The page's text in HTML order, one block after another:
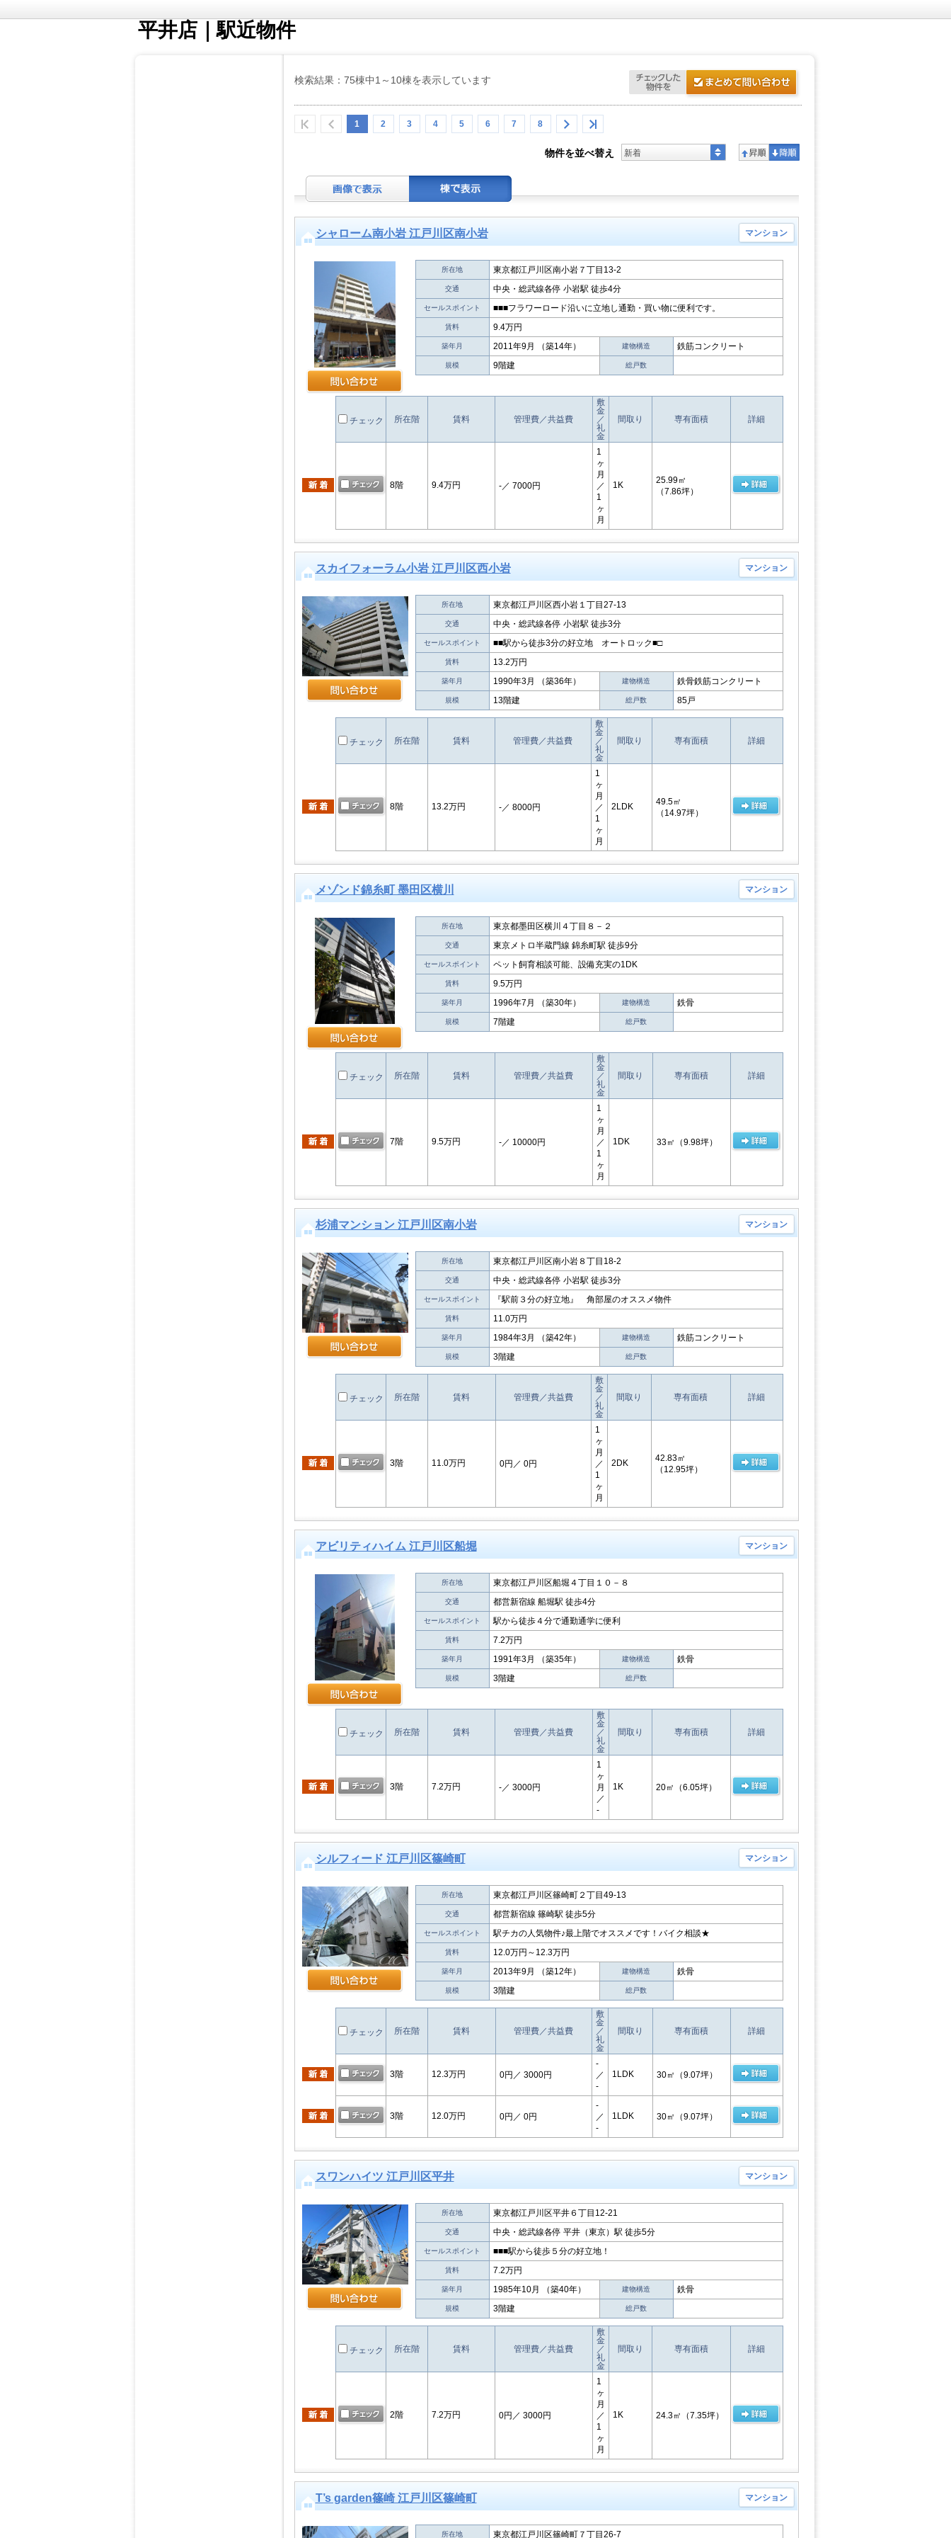
平井店｜駅近物件
検索結果：75棟中1～10棟を表示しています
1 2 3 4 5 6 7 8
物件を並べ替え 新着
シャローム南小岩 江戸川区南小岩 マンション
所在地 東京都江戸川区南小岩７丁目13-2
交通 中央・総武線各停 小岩駅 徒歩4分
セールスポイント ■■■フラワーロード沿いに立地し通勤・買い物に便利です。
賃料 9.4万円
築年月 2011年9月 （築14年） 建物構造 鉄筋コンクリート
規模 9階建 総戸数
チェック 所在階 賃料 管理費／共益費
敷
金
／
礼
金
間取り 専有面積 詳細
8階 9.4万円 -／ 7000円
1
ヶ
月
／
1
ヶ
月
1K
25.99㎡
（7.86坪）
スカイフォーラム小岩 江戸川区西小岩 マンション
所在地 東京都江戸川区西小岩１丁目27-13
交通 中央・総武線各停 小岩駅 徒歩3分
セールスポイント ■■駅から徒歩3分の好立地 オートロック■□
賃料 13.2万円
築年月 1990年3月 （築36年） 建物構造 鉄骨鉄筋コンクリート
規模 13階建 総戸数 85戸
チェック 所在階 賃料 管理費／共益費
敷
金
／
礼
金
間取り 専有面積 詳細
8階 13.2万円 -／ 8000円
1
ヶ
月
／
1
ヶ
月
2LDK
49.5㎡
（14.97坪）
メゾンド錦糸町 墨田区横川 マンション
所在地 東京都墨田区横川４丁目８－２
交通 東京メトロ半蔵門線 錦糸町駅 徒歩9分
セールスポイント ペット飼育相談可能、設備充実の1DK
賃料 9.5万円
築年月 1996年7月 （築30年） 建物構造 鉄骨
規模 7階建 総戸数
チェック 所在階 賃料 管理費／共益費
敷
金
／
礼
金
間取り 専有面積 詳細
7階 9.5万円 -／ 10000円
1
ヶ
月
／
1
ヶ
月
1DK 33㎡ （9.98坪）
杉浦マンション 江戸川区南小岩 マンション
所在地 東京都江戸川区南小岩８丁目18-2
交通 中央・総武線各停 小岩駅 徒歩3分
セールスポイント 『駅前３分の好立地』 角部屋のオススメ物件
賃料 11.0万円
築年月 1984年3月 （築42年） 建物構造 鉄筋コンクリート
規模 3階建 総戸数
チェック 所在階 賃料 管理費／共益費
敷
金
／
礼
金
間取り 専有面積 詳細
3階 11.0万円 0円 ／ 0円
1
ヶ
月
／
1
ヶ
月
2DK
42.83㎡
（12.95坪）
アビリティハイム 江戸川区船堀 マンション
所在地 東京都江戸川区船堀４丁目１０－８
交通 都営新宿線 船堀駅 徒歩4分
セールスポイント 駅から徒歩４分で通勤通学に便利
賃料 7.2万円
築年月 1991年3月 （築35年） 建物構造 鉄骨
規模 3階建 総戸数
チェック 所在階 賃料 管理費／共益費
敷
金
／
礼
金
間取り 専有面積 詳細
3階 7.2万円 -／ 3000円
1
ヶ
月
／
-
1K 20㎡ （6.05坪）
シルフィード 江戸川区篠崎町 マンション
所在地 東京都江戸川区篠崎町２丁目49-13
交通 都営新宿線 篠崎駅 徒歩5分
セールスポイント 駅チカの人気物件♪最上階でオススメです！バイク相談★
賃料 12.0万円～12.3万円
築年月 2013年9月 （築12年） 建物構造 鉄骨
規模 3階建 総戸数
チェック 所在階 賃料 管理費／共益費
敷
金
／
礼
金
間取り 専有面積 詳細
3階 12.3万円 0円 ／ 3000円
-
／
-
1LDK 30㎡ （9.07坪）
3階 12.0万円 0円 ／ 0円
-
／
-
1LDK 30㎡ （9.07坪）
スワンハイツ 江戸川区平井 マンション
所在地 東京都江戸川区平井６丁目12-21
交通 中央・総武線各停 平井（東京）駅 徒歩5分
セールスポイント ■■■駅から徒歩５分の好立地！
賃料 7.2万円
築年月 1985年10月 （築40年） 建物構造 鉄骨
規模 3階建 総戸数
チェック 所在階 賃料 管理費／共益費
敷
金
／
礼
金
間取り 専有面積 詳細
2階 7.2万円 0円 ／ 3000円
1
ヶ
月
／
1
ヶ
月
1K 24.3㎡ （7.35坪）
T’s garden篠崎 江戸川区篠崎町 マンション
所在地 東京都江戸川区篠崎町７丁目26-7